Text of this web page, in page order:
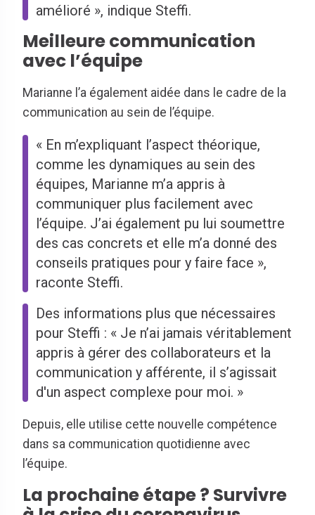
amélioré », indique Steffi.
Meilleure communication
avec l’équipe
Marianne l’a également aidée dans le cadre de la
communication au sein de l’équipe.
« En m’expliquant l’aspect théorique,
comme les dynamiques au sein des
équipes, Marianne m’a appris à
communiquer plus facilement avec
l’équipe. J’ai également pu lui soumettre
des cas concrets et elle m’a donné des
conseils pratiques pour y faire face »,
raconte Steffi.
Des informations plus que nécessaires
pour Steffi : « Je n’ai jamais véritablement
appris à gérer des collaborateurs et la
communication y afférente, il s’agissait
d'un aspect complexe pour moi. »
Depuis, elle utilise cette nouvelle compétence
dans sa communication quotidienne avec
l’équipe.
La prochaine étape ? Survivre